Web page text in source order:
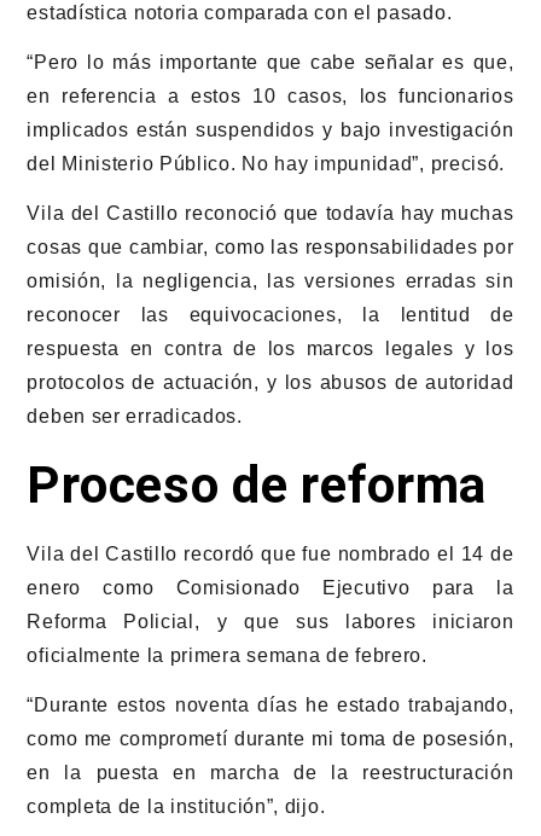
estadística notoria comparada con el pasado.
“Pero lo más importante que cabe señalar es que,
en referencia a estos 10 casos, los funcionarios
implicados están suspendidos y bajo investigación
del Ministerio Público. No hay impunidad”, precisó.
Vila del Castillo reconoció que todavía hay muchas
cosas que cambiar, como las responsabilidades por
omisión, la negligencia, las versiones erradas sin
reconocer las equivocaciones, la lentitud de
respuesta en contra de los marcos legales y los
protocolos de actuación, y los abusos de autoridad
deben ser erradicados.
Proceso de reforma
Vila del Castillo recordó que fue nombrado el 14 de
enero como Comisionado Ejecutivo para la
Reforma Policial, y que sus labores iniciaron
oficialmente la primera semana de febrero.
“Durante estos noventa días he estado trabajando,
como me comprometí durante mi toma de posesión,
en la puesta en marcha de la reestructuración
completa de la institución”, dijo.